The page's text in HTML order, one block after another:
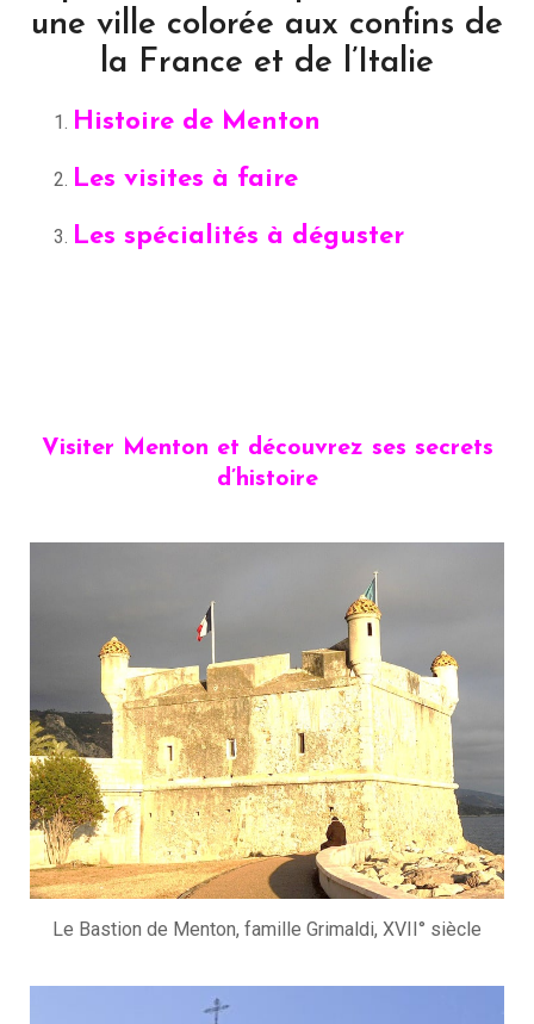
une ville colorée aux confins de
la France et de l’Italie
Histoire de Menton
Les visites à faire
Les spécialités à déguster
Visiter Menton et découvrez ses secrets
d’histoire
Le Bastion de Menton, famille Grimaldi, XVII° siècle